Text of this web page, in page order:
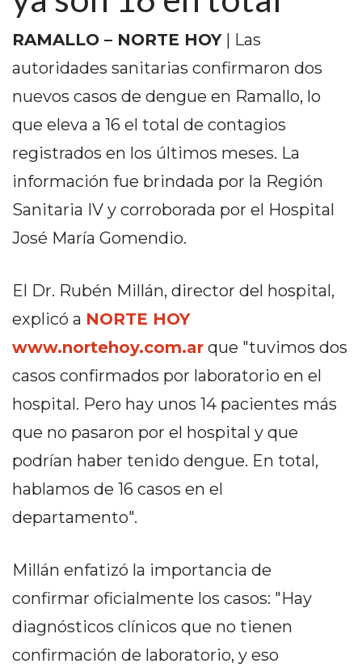
PEDIDOS POR WHATSAPP
TIENDA ONLINE GRATIS
EN ARGENTINA:
VENTA POR WHATSAPP
CÓMO RECIBIR PEDIDOS
DE COMIDA POR
DELIVERIES
CÓMO ORGANIZAR LOS
PEDIDOS DE DELIVERY
POR WHATSAPP SIN QUE
SE TE PIERDA NINGUNO
AYUDA
TÉRMINOS
CONDICIONES
RAMALLO – NORTE HOY| Las
autoridades sanitarias confirmaron dos
nuevos casos de dengue en Ramallo, lo
que eleva a 16 el total de contagios
registrados en los últimos meses. La
información fue brindada por la Región
Sanitaria IV y corroborada por el Hospital
José María Gomendio.
El Dr. Rubén Millán, director del hospital,
explicó a NORTE HOY
www.nortehoy.com.ar que "tuvimos dos
casos confirmados por laboratorio en el
hospital. Pero hay unos 14 pacientes más
que no pasaron por el hospital y que
podrían haber tenido dengue. En total,
hablamos de 16 casos en el
departamento".
Millán enfatizó la importancia de
confirmar oficialmente los casos: "Hay
diagnósticos clínicos que no tienen
confirmación de laboratorio, y eso